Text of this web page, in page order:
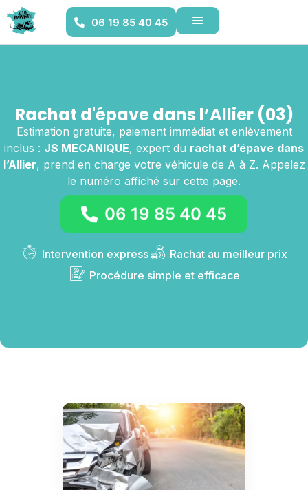
06 19 85 40 45
Rachat d'épave dans l’Allier (03)
Estimation gratuite, paiement immédiat et enlèvement
inclus : JS MECANIQUE, expert du rachat d’épave dans
l’Allier, prend en charge votre véhicule de A à Z. Appelez
le numéro affiché sur cette page.
06 19 85 40 45
Intervention express
Rachat au meilleur prix
Procédure simple et efficace